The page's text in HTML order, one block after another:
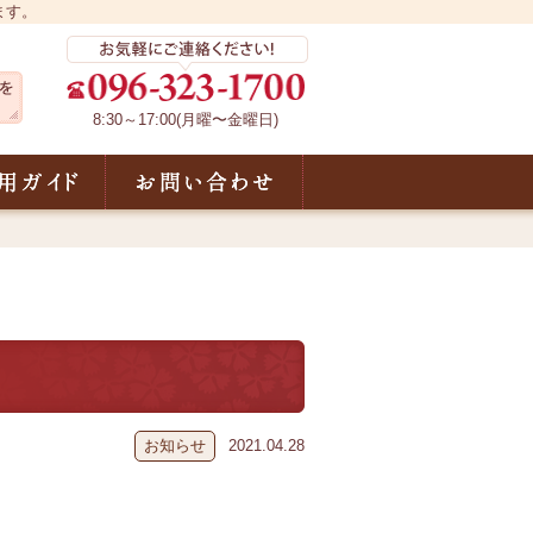
。
8:30～17:00(月曜〜金曜日)
ご利用ガイド お問い合わせ
お知らせ 2021.04.28